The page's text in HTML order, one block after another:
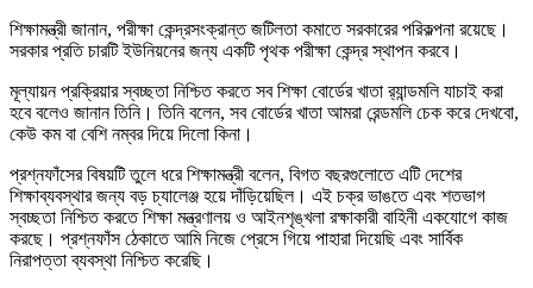
শিক্ষামন্ত্রী জানান, পরীক্ষা কেন্দ্রসংক্রান্ত জটিলতা কমাতে সরকারের পরিকল্পনা রয়েছে।
সরকার প্রতি চারটি ইউনিয়নের জন্য একটি পৃথক পরীক্ষা কেন্দ্র স্থাপন করবে।
মূল্যায়ন প্রক্রিয়ার স্বচ্ছতা নিশ্চিত করতে সব শিক্ষা বোর্ডের খাতা র‌্যান্ডমলি যাচাই করা
হবে বলেও জানান তিনি। তিনি বলেন, সব বোর্ডের খাতা আমরা রেন্ডমলি চেক করে দেখবো,
কেউ কম বা বেশি নম্বর দিয়ে দিলো কিনা।
প্রশ্নফাঁসের বিষয়টি তুলে ধরে শিক্ষামন্ত্রী বলেন, বিগত বছরগুলোতে এটি দেশের
শিক্ষাব্যবস্থার জন্য বড় চ্যালেঞ্জ হয়ে দাঁড়িয়েছিল। এই চক্র ভাঙতে এবং শতভাগ
স্বচ্ছতা নিশ্চিত করতে শিক্ষা মন্ত্রণালয় ও আইনশৃঙ্খলা রক্ষাকারী বাহিনী একযোগে কাজ
করছে। প্রশ্নফাঁস ঠেকাতে আমি নিজে প্রেসে গিয়ে পাহারা দিয়েছি এবং সার্বিক
নিরাপত্তা ব্যবস্থা নিশ্চিত করেছি।